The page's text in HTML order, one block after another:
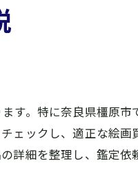
す。特に奈良県橿原
ェックし、適正な絵画
細を整理し、鑑定依